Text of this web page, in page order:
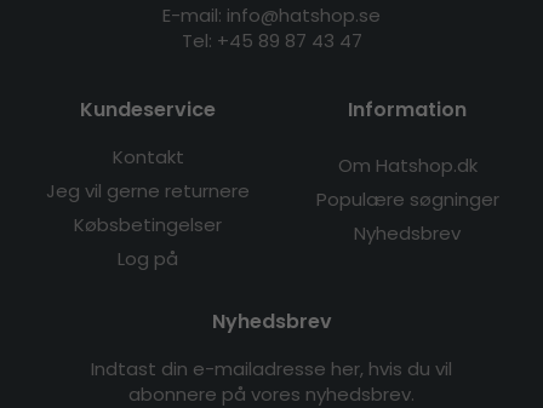
E-mail: info@hatshop.se
Tel: +45 89 87 43 47
Kundeservice
Kontakt
Jeg vil gerne returnere
Købsbetingelser
Log på
Information
Om Hatshop.dk
Populære søgninger
Nyhedsbrev
Nyhedsbrev
Indtast din e-mailadresse her, hvis du vil
abonnere på vores nyhedsbrev.